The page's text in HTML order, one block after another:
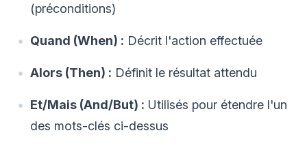
(préconditions)
Quand (When) : Décrit l'action effectuée
Alors (Then) : Définit le résultat attendu
Et/Mais (And/But) : Utilisés pour étendre l'un
des mots-clés ci-dessus